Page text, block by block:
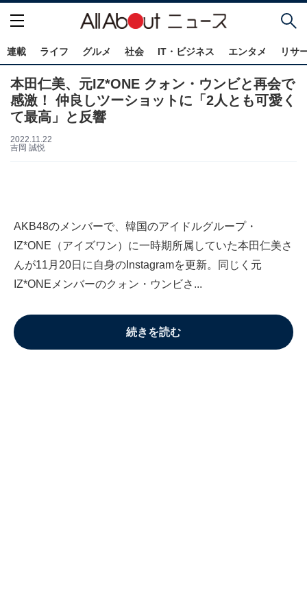
連載 ライフ グルメ 社会 IT・ビジネス エンタメ リサ
本田仁美、元IZ*ONE クォン・ウンビと再会で
感激！ 仲良しツーショットに「2人とも可愛く
て最高」と反響
2022.11.22
吉岡 誠悦
AKB48のメンバーで、韓国のアイドルグループ・
IZ*ONE（アイズワン）に一時期所属していた本田仁美さ
んが11月20日に自身のInstagramを更新。同じく元
IZ*ONEメンバーのクォン・ウンビさ...
続きを読む